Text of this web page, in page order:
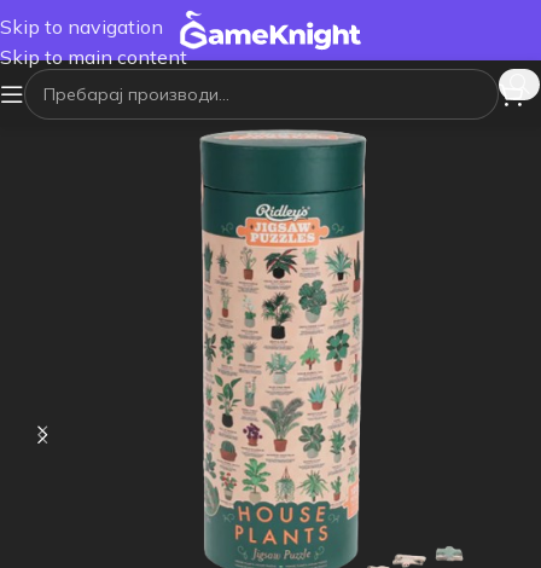
Skip to navigation
Skip to main content